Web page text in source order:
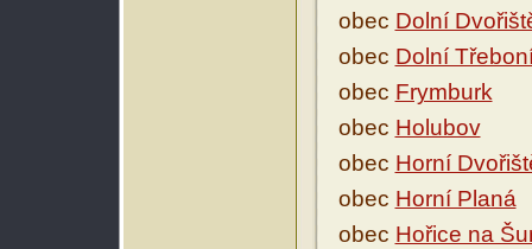
obec Dolní
obec Dolní
obec Frymburk
obec Holubov
obec Horní
obec Horní Planá
obec Hořice na